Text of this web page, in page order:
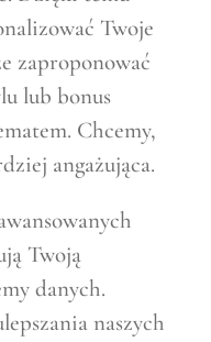
Twoje
zaproponować
lub bonus
Chcemy,
angażująca.
Twoją
danych.
naszych